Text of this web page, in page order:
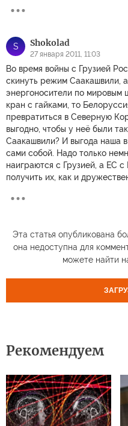
S Shokolad
27 января 2011, 11:03
Во время войны с Грузией
скинуть режим Саакашвили,
энергоносители по мировым
кран с гайками, то
превратиться в Северную
выгодно, чтобы у неё были
Саакашвили? И выгода наша
сами собой. Надо только
наиграются с Грузией, а ЕС
получить их, как и
Эта статья опубликована
она недоступна для
можете найти
Рекомендуем